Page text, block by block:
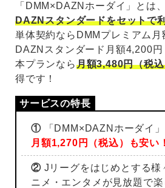
「DMM×DAZNホーダイ」とは、
DAZNスタンダードをセットで
単体契約ならDMMプレミアム月
DAZNスタンダード月額4,200円
本プランなら月額3,480円（税
得です！
①「DMM×DAZNホーダイ
月額1,270円（税込）も安い！
②Jリーグをはじめとする様
ニメ・エンタメが見放題で楽